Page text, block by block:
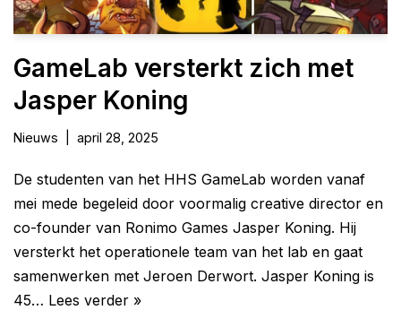
GameLab versterkt zich met
Jasper Koning
Nieuws april 28, 2025
De studenten van het HHS GameLab worden vanaf
mei mede begeleid door voormalig creative director en
co-founder van Ronimo Games Jasper Koning. Hij
versterkt het operationele team van het lab en gaat
samenwerken met Jeroen Derwort. Jasper Koning is
45… Lees verder »